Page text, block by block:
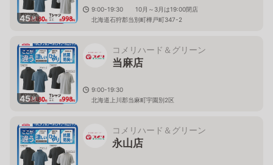
45枚
9:00-19:30 10月～3月は19:00閉店
北海道石狩郡当別町樺戸町347-2
45枚
コメリハード＆グリーン
当麻店
9:00-19:30
北海道上川郡当麻町宇園別2区
コメリハード＆グリーン
永山店